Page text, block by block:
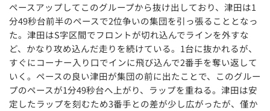
ペースアップしてこのグループから抜け出しており、津田は1
分49秒台前半のペースで2位争いの集団を引っ張ることとなっ
た。津田はS字区間でフロントが切れ込んでラインを外すな
ど、かなり攻め込んだ走りを続けている。1台に抜かれるが、
すぐにコーナー入り口でインに飛び込んで2番手を奪い返して
いく。ペースの良い津田が集団の前に出たことで、このグルー
プのペースが1分49秒台へ上がり、ラップを重ねる。津田は安
定したラップを刻むため3番手との差が少し広がったが、僅か